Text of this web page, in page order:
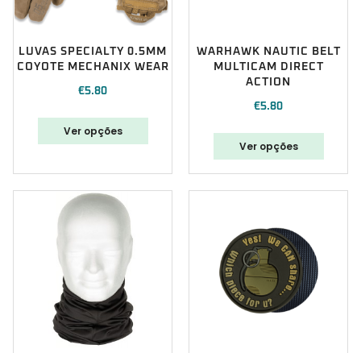
LUVAS SPECIALTY 0.5MM
COYOTE MECHANIX WEAR
€5.80
Ver opções
WARHAWK NAUTIC BELT
MULTICAM DIRECT
ACTION
€5.80
Ver opções